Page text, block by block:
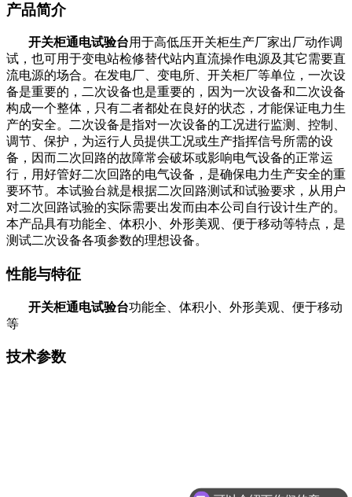
产品简介
开关柜通电试验台用于高低压开关柜生产厂家出厂动作调
试，也可用于变电站检修替代站内直流操作电源及其它需要直
流电源的场合。在发电厂、变电所、开关柜厂等单位，一次设
备是重要的，二次设备也是重要的，因为一次设备和二次设备
构成一个整体，只有二者都处在良好的状态，才能保证电力生
产的安全。二次设备是指对一次设备的工况进行监测、控制、
调节、保护，为运行人员提供工况或生产指挥信号所需的设
备，因而二次回路的故障常会破坏或影响电气设备的正常运
行，用好管好二次回路的电气设备，是确保电力生产安全的重
要环节。本试验台就是根据二次回路测试和试验要求，从用户
对二次回路试验的实际需要出发而由本公司自行设计生产的。
本产品具有功能全、体积小、外形美观、便于移动等特点，是
测试二次设备各项参数的理想设备。
性能与特征
开关柜通电试验台功能全、体积小、外形美观、便于移动
等
技术参数